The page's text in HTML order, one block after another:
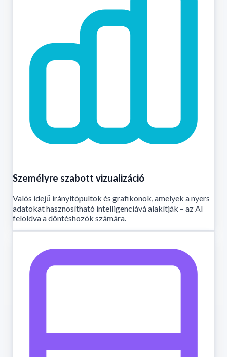
Személyre szabott vizualizáció
Valós idejű irányítópultok és grafikonok, amelyek a nyers
adatokat hasznosítható intelligenciává alakítják – az AI
feloldva a döntéshozók számára.